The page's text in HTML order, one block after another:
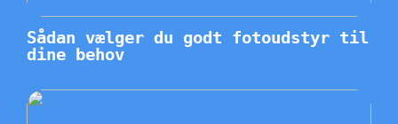
Sådan vælger du godt fotoudstyr til
dine behov